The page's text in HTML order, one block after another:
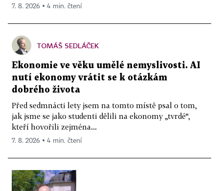
7. 8. 2026 ▪ 4 min. čtení
TOMÁŠ SEDLÁČEK
Ekonomie ve věku umělé nemyslivosti. AI
nutí ekonomy vrátit se k otázkám
dobrého života
Před sedmnácti lety jsem na tomto místě psal o tom,
jak jsme se jako studenti dělili na ekonomy „tvrdé“,
kteří hovořili zejména...
7. 8. 2026 ▪ 4 min. čtení